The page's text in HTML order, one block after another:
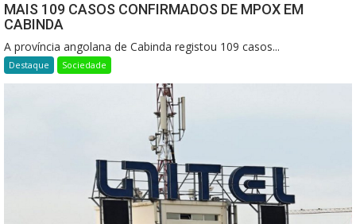
MAIS 109 CASOS CONFIRMADOS DE MPOX EM
CABINDA
A província angolana de Cabinda registou 109 casos...
Destaque Sociedade